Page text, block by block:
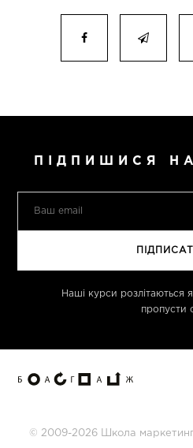
ПІДПИШИСЯ
Наші курси розлітаються
пропусти
© 2009-2026 Школа